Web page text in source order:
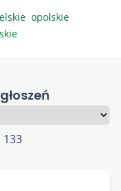
opolskie
133